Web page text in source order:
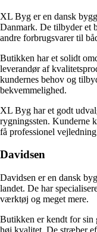
XL Byg er en dansk
Danmark. De tilbyder et
andre forbrugsvarer til
Butikken har et solidt
leverandør af
kundernes behov og
bekvemmelighed.
XL Byg har et godt
rygningssten. Kunderne
få professionel
Davidsen
Davidsen er en dansk
landet. De har
værktøj og meget mere.
Butikken er kendt for sin